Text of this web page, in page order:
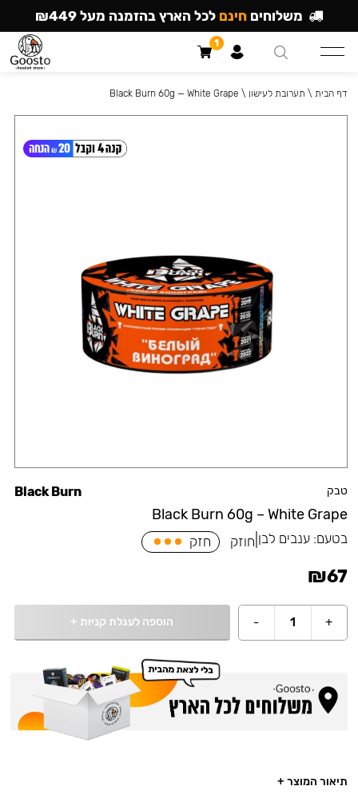
טבק
Black Burn 60g – White Grape
Black Burn
בטעם:ענבים לבן חוזק חזק
₪67
+
1
- הוספה לעגלת קניות +
דף הבית \ תערובת לעישון \
Black Burn 60g — White Grape
תיאור המוצר +
משלוחים חינם לכל הארץ בהזמנה מעל ₪449
1